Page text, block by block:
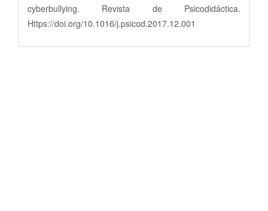
cyberbullying. Revista de Psicodidáctica.
Https://doi.org/10.1016/j.psicod.2017.12.001